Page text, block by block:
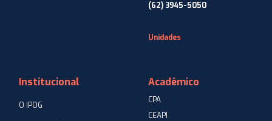
Institucional
O IPOG
Acadêmico
CPA
CEAPI
(62) 3945-5050
Unidades